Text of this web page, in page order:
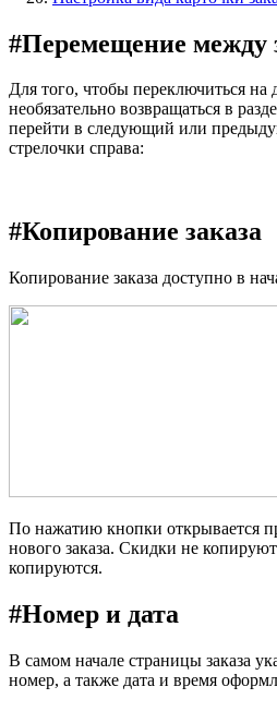
#Перемещение между
Для того, чтобы переключиться на
необязательно возвращаться в
перейти в следующий или
стрелочки справа:
#Копирование заказа
Копирование заказа доступно в
По нажатию кнопки открывается
нового заказа. Скидки не
копируются.
#Номер и дата
В самом начале страницы заказа
номер, а также дата и время